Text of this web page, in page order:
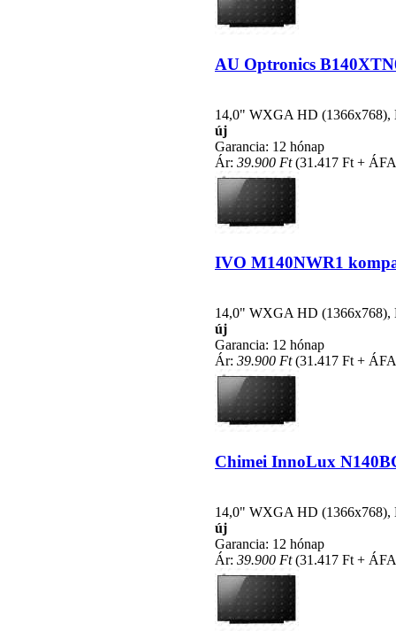
AU Optronics
14,0" WXGA HD (1366x768),
új
Garancia: 12 hónap
Ár: 39.900 Ft(31.417 Ft +
IVO M140NWR1
14,0" WXGA HD (1366x768),
új
Garancia: 12 hónap
Ár: 39.900 Ft(31.417 Ft +
Chimei InnoLux
14,0" WXGA HD (1366x768),
új
Garancia: 12 hónap
Ár: 39.900 Ft(31.417 Ft +